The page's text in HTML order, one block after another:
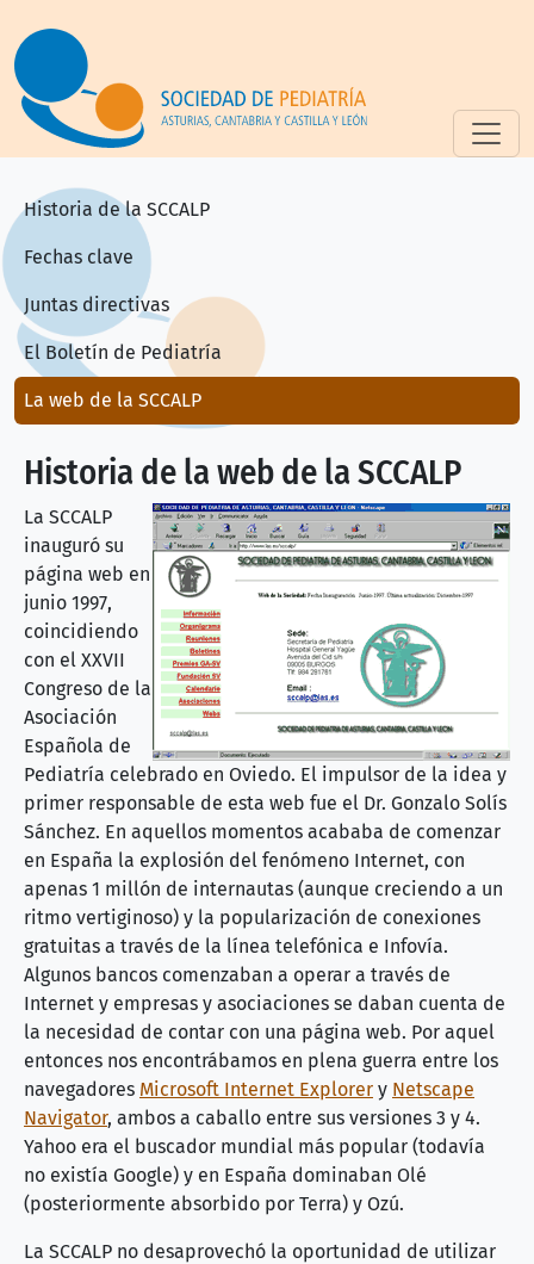
Historia de la SCCALP
Historia de la SCCALP
Fechas clave
Juntas directivas
El Boletín de Pediatría
La web de la SCCALP
Historia de la web de la SCCALP
La SCCALP
inauguró su
página web en
junio 1997,
coincidiendo
con el XXVII
Congreso de la
Asociación
Española de
Pediatría celebrado en Oviedo. El impulsor de la idea y
primer responsable de esta web fue el Dr. Gonzalo Solís
Sánchez. En aquellos momentos acababa de comenzar
en España la explosión del fenómeno Internet, con
apenas 1 millón de internautas (aunque creciendo a un
ritmo vertiginoso) y la popularización de conexiones
gratuitas a través de la línea telefónica e Infovía.
Algunos bancos comenzaban a operar a través de
Internet y empresas y asociaciones se daban cuenta de
la necesidad de contar con una página web. Por aquel
entonces nos encontrábamos en plena guerra entre los
navegadores Microsoft Internet Explorer y Netscape
Navigator, ambos a caballo entre sus versiones 3 y 4.
Yahoo era el buscador mundial más popular (todavía
no existía Google) y en España dominaban Olé
(posteriormente absorbido por Terra) y Ozú.
La SCCALP no desaprovechó la oportunidad de utilizar